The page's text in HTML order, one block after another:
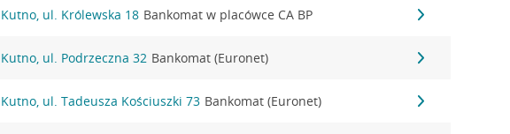
Kutno, ul. Królewska 18 Bankomat w placówce CA BP
Kutno, ul. Podrzeczna 32 Bankomat (Euronet)
Kutno, ul. Tadeusza Kościuszki 73 Bankomat (Euronet)